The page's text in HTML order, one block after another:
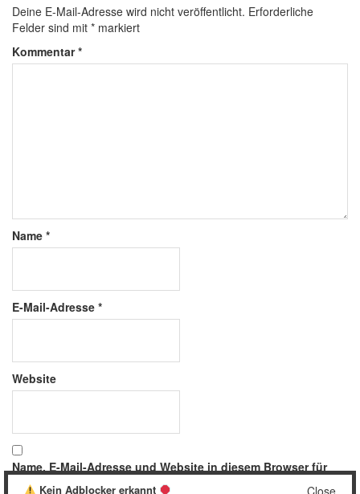
Deine E-Mail-Adresse wird nicht veröffentlicht. Erforderliche
Felder sind mit * markiert
Kommentar*
Name *
E-Mail-Adresse *
Website
Name, E-Mail-Adresse und Website in diesem Browser für
meinen nächsten Kommentar speichern.
Close
Kein Adblocker erkannt